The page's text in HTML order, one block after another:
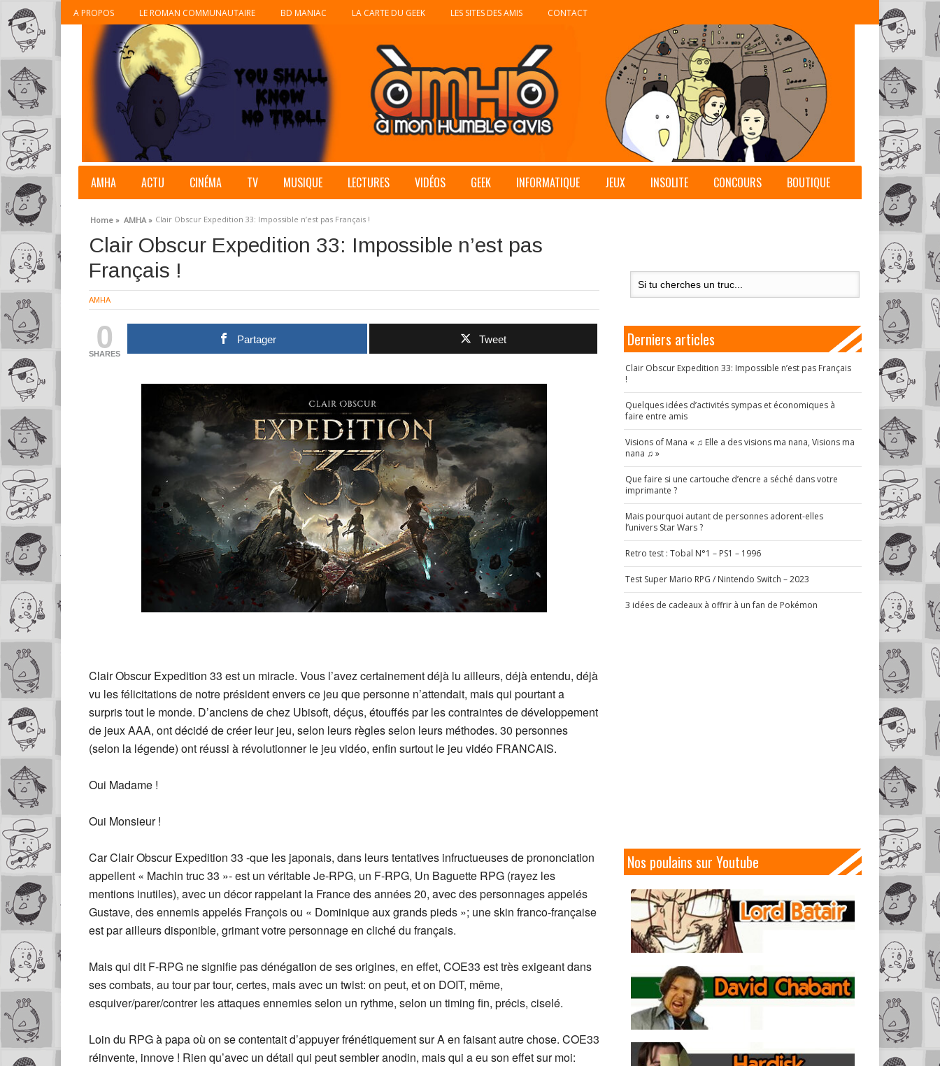
A PROPOS LE ROMAN COMMUNAUTAIRE BD MANIAC LA CARTE DU GEEK LES SITES DES AMIS CONTACT
AMHA ACTU CINÉMA TV MUSIQUE LECTURES VIDÉOS GEEK INFORMATIQUE JEUX INSOLITE CONCOURS BOUTIQUE
Home » AMHA » Clair Obscur Expedition 33: Impossible n’est pas Français !
Clair Obscur Expedition 33: Impossible n’est pas
Français !
AMHA
0
SHARES
Partager Tweet
Clair Obscur Expedition 33 est un miracle. Vous l’avez certainement déjà lu ailleurs, déjà entendu, déjà
vu les félicitations de notre président envers ce jeu que personne n’attendait, mais qui pourtant a
surpris tout le monde. D’anciens de chez Ubisoft, déçus, étouffés par les contraintes de développement
de jeux AAA, ont décidé de créer leur jeu, selon leurs règles selon leurs méthodes. 30 personnes
(selon la légende) ont réussi à révolutionner le jeu vidéo, enfin surtout le jeu vidéo FRANCAIS.
Oui Madame !
Oui Monsieur !
Car Clair Obscur Expedition 33 -que les japonais, dans leurs tentatives infructueuses de prononciation
appellent « Machin truc 33 »- est un véritable Je-RPG, un F-RPG, Un Baguette RPG (rayez les
mentions inutiles), avec un décor rappelant la France des années 20, avec des personnages appelés
Gustave, des ennemis appelés François ou « Dominique aux grands pieds »; une skin franco-française
est par ailleurs disponible, grimant votre personnage en cliché du français.
Mais qui dit F-RPG ne signifie pas dénégation de ses origines, en effet, COE33 est très exigeant dans
ses combats, au tour par tour, certes, mais avec un twist: on peut, et on DOIT, même,
esquiver/parer/contrer les attaques ennemies selon un rythme, selon un timing fin, précis, ciselé.
Loin du RPG à papa où on se contentait d’appuyer frénétiquement sur A en faisant autre chose. COE33
réinvente, innove ! Rien qu’avec un détail qui peut sembler anodin, mais qui a eu son effet sur moi:
Derniers articles
Clair Obscur Expedition 33: Impossible n’est pas Français
!
Quelques idées d’activités sympas et économiques à
faire entre amis
Visions of Mana « ♫ Elle a des visions ma nana, Visions ma
nana ♫ »
Que faire si une cartouche d’encre a séché dans votre
imprimante ?
Mais pourquoi autant de personnes adorent-elles
l’univers Star Wars ?
Retro test : Tobal N°1 – PS1 – 1996
Test Super Mario RPG / Nintendo Switch – 2023
3 idées de cadeaux à offrir à un fan de Pokémon
Nos poulains sur Youtube